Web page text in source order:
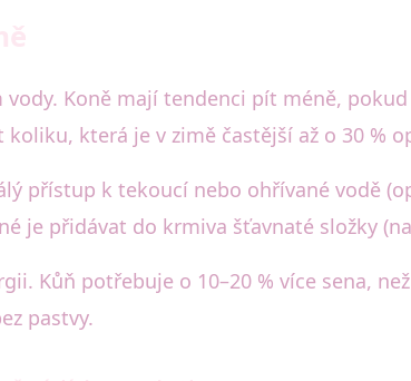
Koně mají tendenci pít méně,
která je v zimě častější až o 30 %
přístup k tekoucí nebo ohřívané vodě
je přidávat do krmiva šťavnaté složky
Kůň potřebuje o 10–20 % více sena,
pastvy.